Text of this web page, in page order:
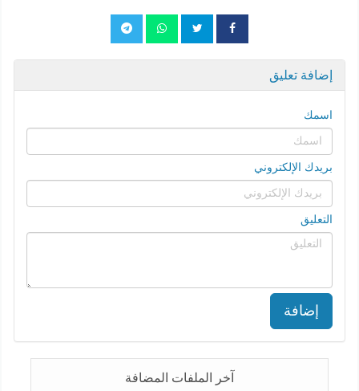
إضافة تعليق
اسمك
بريدك الإلكتروني
التعليق
إضافة
آخر الملفات المضافة